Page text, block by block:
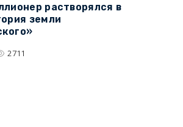
растворялся в
земли
2711